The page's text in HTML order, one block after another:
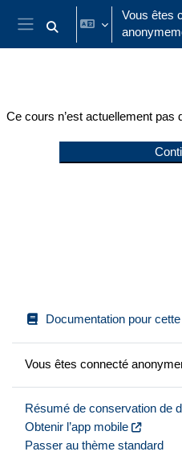
Passer au contenu principal
Panneau latéral
Activer/désactiver la
Vous êtes
Ce cours n’est actuellement pas
Documentation pour
Vous êtes connecté
Résumé de conservation de
Obtenir l’app mobile
Passer au thème standard